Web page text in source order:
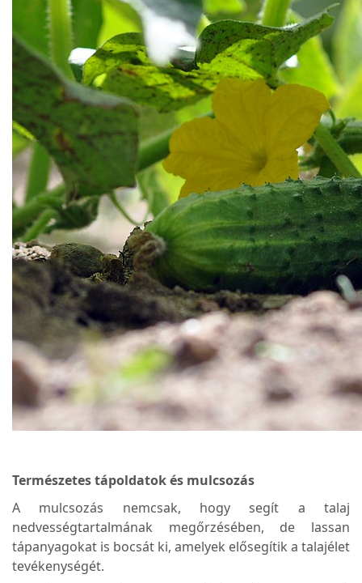
Természetes tápoldatok és mulcsozás
A mulcsozás nemcsak, hogy segít a talaj
nedvességtartalmának megőrzésében, de lassan
tápanyagokat is bocsát ki, amelyek elősegítik a talajélet
tevékenységét.